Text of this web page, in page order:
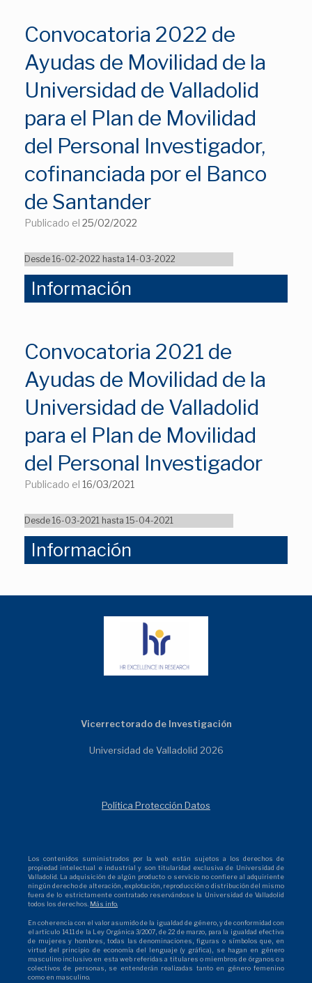
Convocatoria 2022 de
Ayudas de Movilidad de la
Universidad de Valladolid
para el Plan de Movilidad
del Personal Investigador,
cofinanciada por el Banco
de Santander
Publicado el 25/02/2022
Desde 16-02-2022 hasta 14-03-2022
Información
Convocatoria 2021 de
Ayudas de Movilidad de la
Universidad de Valladolid
para el Plan de Movilidad
del Personal Investigador
Publicado el 16/03/2021
Desde 16-03-2021 hasta 15-04-2021
Información
Vicerrectorado de Investigación
Universidad de Valladolid 2026
Política Protección Datos
Los contenidos suministrados por la web están sujetos a los derechos de
propiedad intelectual e industrial y son titularidad exclusiva de Universidad de
Valladolid. La adquisición de algún producto o servicio no confiere al adquiriente
ningún derecho de alteración, explotación, reproducción o distribución del mismo
fuera de lo estrictamente contratado reservándose la Universidad de Valladolid
todos los derechos. Más info.
En coherencia con el valor asumido de la igualdad de género, y de conformidad con
el artículo 14.11 de la Ley Orgánica 3/2007, de 22 de marzo, para la igualdad efectiva
de mujeres y hombres, todas las denominaciones, figuras o símbolos que, en
virtud del principio de economía del lenguaje (y gráfica), se hagan en género
masculino inclusivo en esta web referidas a titulares o miembros de órganos o a
colectivos de personas, se entenderán realizadas tanto en género femenino
como en masculino.